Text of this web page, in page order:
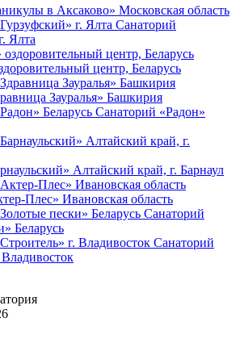
в Аксаково» Московская область
Санаторий
Ялта
центр, Беларусь
Зауралья» Башкирия
Санаторий «Радон»
Алтайский край, г. Барнаул
Плес» Ивановская область
Санаторий
Беларусь
Санаторий